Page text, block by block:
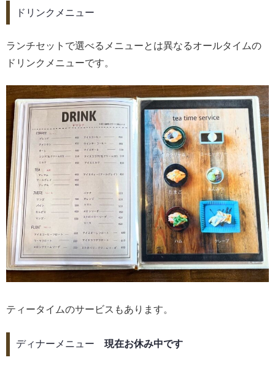
ドリンクメニュー
ランチセットで選べるメニューとは異なるオールタイムの
ドリンクメニューです。
ティータイムのサービスもあります。
ディナーメニュー 現在お休み中です